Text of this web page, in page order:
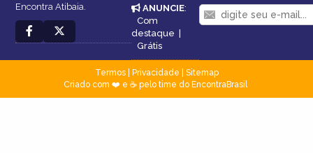
Encontra Atibaia.
ANUNCIE:
Com
destaque |
Grátis
Termos| Privacidade
Sitemap
Criado com ❤️ e ☕ pelo time do EncontraBrasil